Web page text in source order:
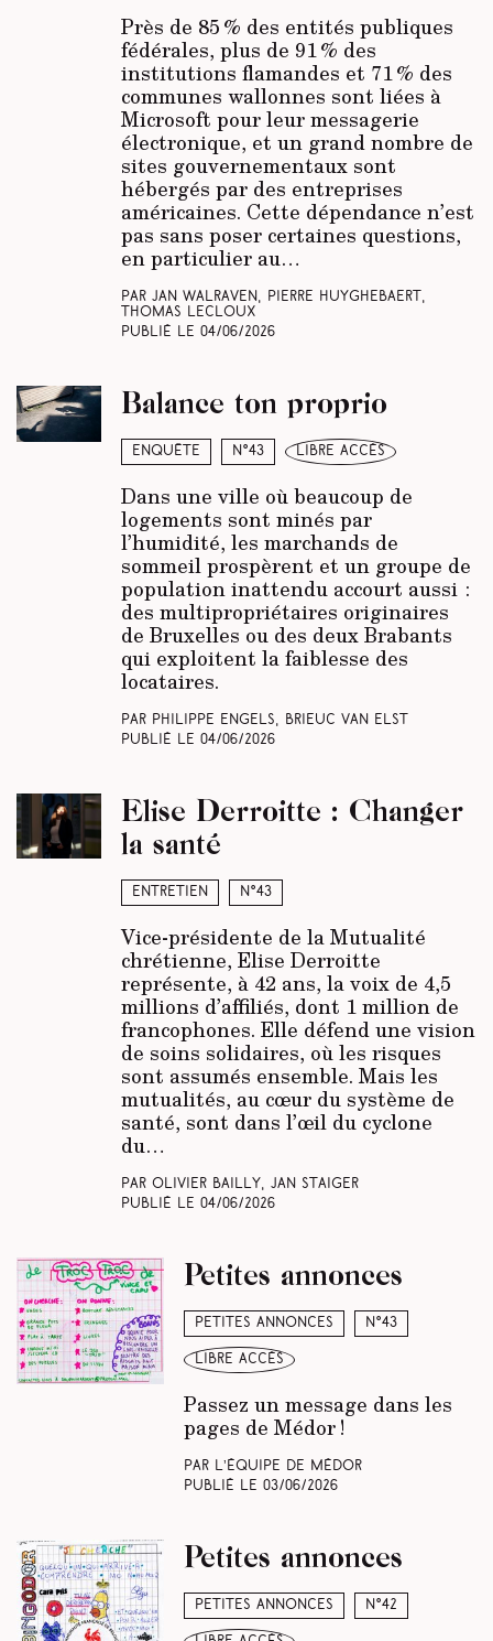
Près de 85 % des entités publiques
fédérales, plus de 91 % des
institutions flamandes et 71 % des
communes wallonnes sont liées à
Microsoft pour leur messagerie
électronique, et un grand nombre de
sites gouvernementaux sont
hébergés par des entreprises
américaines. Cette dépendance n’est
pas sans poser certaines questions,
en particulier au…
Par Jan Walraven, Pierre Huyghebaert,
Thomas Lecloux
Publié le 04/06/2026
Enquête N°43 libre accès
Balance ton proprio
Dans une ville où beaucoup de
logements sont minés par
l’humidité, les marchands de
sommeil prospèrent et un groupe de
population inattendu accourt aussi :
des multipropriétaires originaires
de Bruxelles ou des deux Brabants
qui exploitent la faiblesse des
locataires.
Par Philippe Engels, Brieuc Van Elst
Publié le 04/06/2026
Entretien N°43
Elise Derroitte : Changer
la santé
Vice-présidente de la Mutualité
chrétienne, Elise Derroitte
représente, à 42 ans, la voix de 4,5
millions d’affiliés, dont 1 million de
francophones. Elle défend une vision
de soins solidaires, où les risques
sont assumés ensemble. Mais les
mutualités, au cœur du système de
santé, sont dans l’œil du cyclone
du…
Par Olivier Bailly, Jan Staiger
Publié le 04/06/2026
Petites annonces N°43
libre accès
Petites annonces
Passez un message dans les
pages de Médor !
Par L’équipe de Médor
Publié le03/06/2026
Petites annonces N°42
Petites annonces